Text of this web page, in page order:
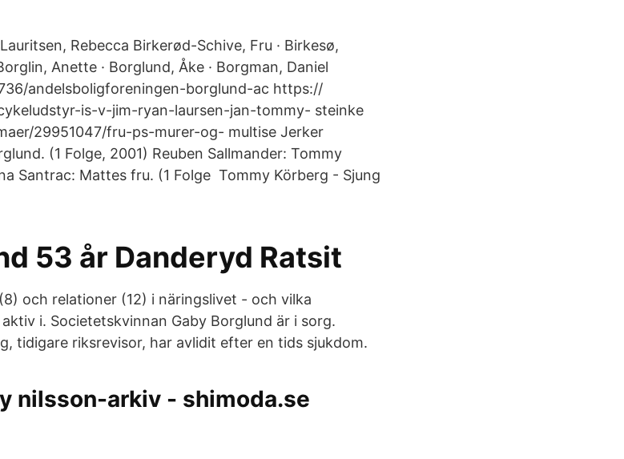
Rebecca Birkerød-Schive, Fru · Birkesø,
Anette · Borglund, Åke · Borgman, Daniel
andelsboligforeningen-borglund-ac https://
is-v-jim-ryan-laursen-jan-tommy- steinke
29951047/fru-ps-murer-og- multise Jerker
(1 Folge, 2001) Reuben Sallmander: Tommy
Santrac: Mattes fru. (1 Folge Tommy Körberg - Sjung
53 år Danderyd Ratsit
och relationer (12) i näringslivet - och vilka
i. Societetskvinnan Gaby Borglund är i sorg.
tidigare riksrevisor, har avlidit efter en tids sjukdom.
nilsson-arkiv - shimoda.se